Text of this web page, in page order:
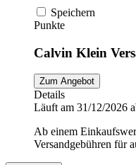
Speichern
Punkte
Calvin Klein
Zum Angebot
Details
Läuft am 31/12/2026
Ab einem
Versandgebühren für